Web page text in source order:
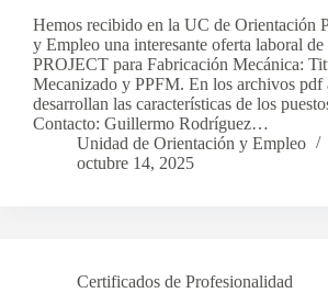
Hemos recibido en la UC de Orientación
y Empleo una interesante oferta laboral
PROJECT para Fabricación Mecánica:
Mecanizado y PPFM. En los archivos pdf
desarrollan las características de los
Contacto: Guillermo Rodríguez…
Unidad de Orientación y Empleo
octubre 14, 2025
Certificados de Profesionalidad